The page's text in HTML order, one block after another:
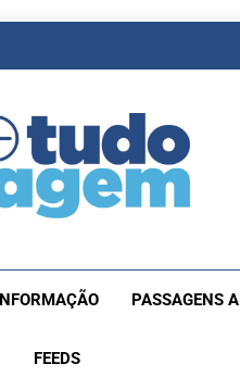
PASSAGENS
FEEDS